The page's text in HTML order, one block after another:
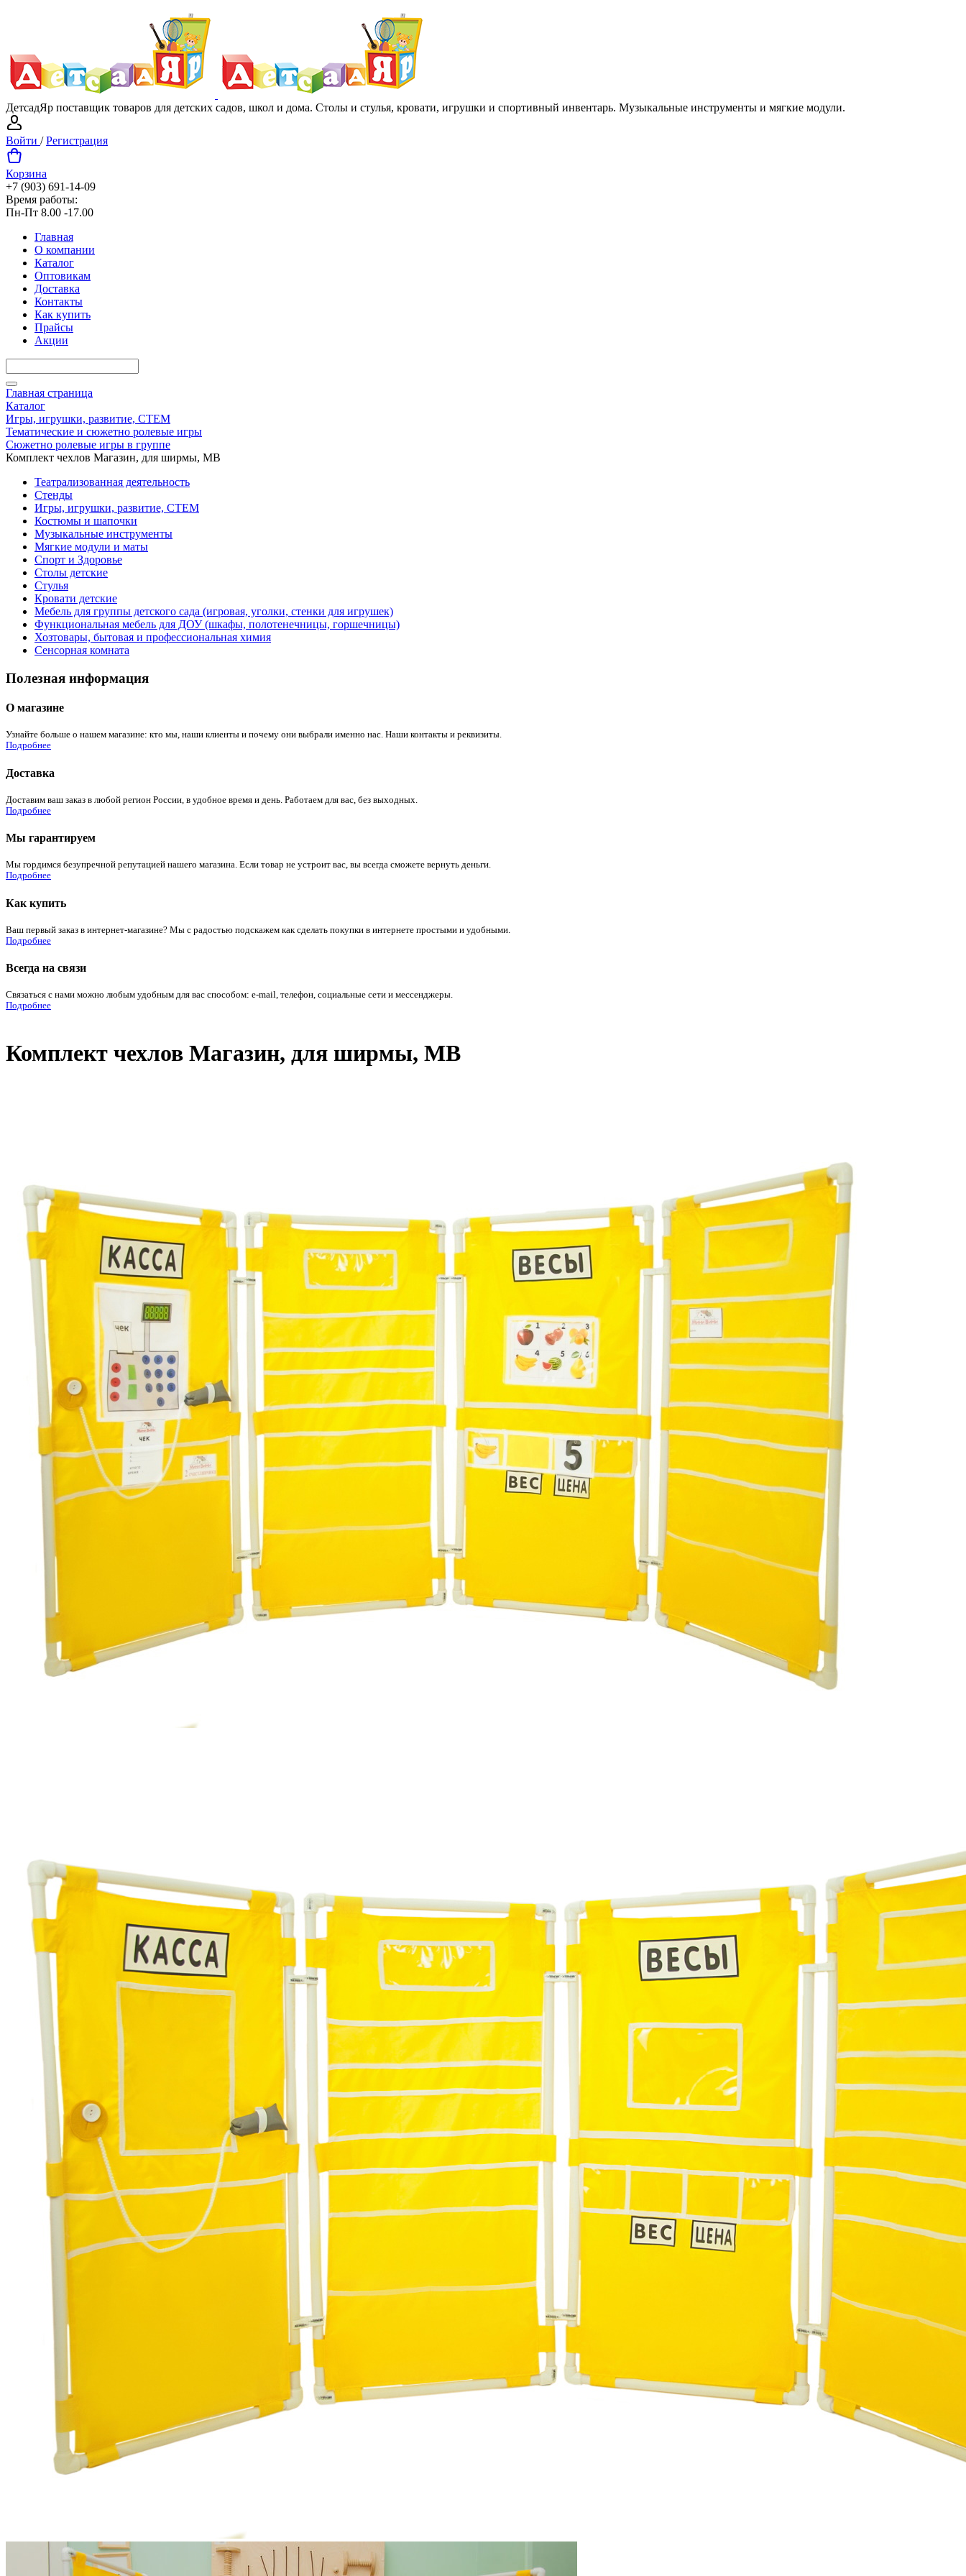
ДетсадЯр поставщик товаров для детских садов, школ и дома. Столы и стулья, кровати, игрушки и спортивный инвентарь. Музыкальные инструменты и мягкие модули.
Войти /Регистрация
Корзина
+7 (903) 691-14-09
Время работы:
Пн-Пт 8.00 -17.00
Главная
О компании
Каталог
Оптовикам
Доставка
Контакты
Как купить
Прайсы
Акции
Главная страница
Каталог
Игры, игрушки, развитие, СТЕМ
Тематические и сюжетно ролевые игры
Сюжетно ролевые игры в группе
Комплект чехлов Магазин, для ширмы, МВ
Театрализованная деятельность
Стенды
Игры, игрушки, развитие, СТЕМ
Костюмы и шапочки
Музыкальные инструменты
Мягкие модули и маты
Спорт и Здоровье
Столы детские
Стулья
Кровати детские
Мебель для группы детского сада (игровая, уголки, стенки для игрушек)
Функциональная мебель для ДОУ (шкафы, полотенечницы, горшечницы)
Хозтовары, бытовая и профессиональная химия
Сенсорная комната
Полезная информация
О магазине
Узнайте больше о нашем магазине: кто мы, наши клиенты и почему они выбрали именно нас. Наши контакты и реквизиты.
Подробнее
Доставка
Доставим ваш заказ в любой регион России, в удобное время и день. Работаем для вас, без выходных.
Подробнее
Мы гарантируем
Мы гордимся безупречной репутацией нашего магазина. Если товар не устроит вас, вы всегда сможете вернуть деньги.
Подробнее
Как купить
Ваш первый заказ в интернет-магазине? Мы с радостью подскажем как сделать покупки в интернете простыми и удобными.
Подробнее
Всегда на связи
Связаться с нами можно любым удобным для вас способом: e-mail, телефон, социальные сети и мессенджеры.
Подробнее
Комплект чехлов Магазин, для ширмы, МВ